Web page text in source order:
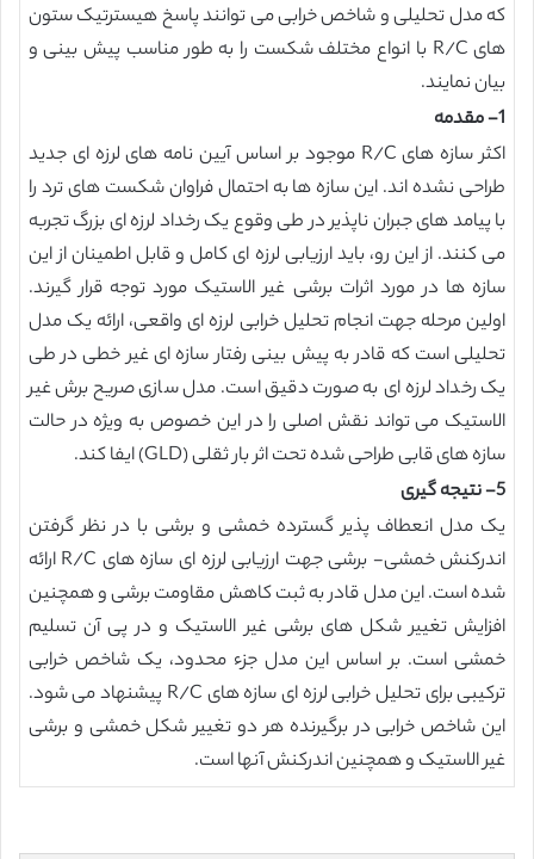
که مدل تحلیلی و شاخص خرابی می توانند پاسخ هیسترتیک ستون
های R/C با انواع مختلف شکست را به طور مناسب پیش بینی و
بیان نمایند.
1- مقدمه
اکثر سازه های R/C موجود بر اساس آیین نامه های لرزه ای جدید
طراحی نشده اند. این سازه ها به احتمال فراوان شکست های ترد را
با پیامد های جبران ناپذیر در طی وقوع یک رخداد لرزه ای بزرگ تجربه
می کنند. از این رو، باید ارزیابی لرزه ای کامل و قابل اطمینان از این
سازه ها در مورد اثرات برشی غیر الاستیک مورد توجه قرار گیرند.
اولین مرحله جهت انجام تحلیل خرابی لرزه ای واقعی، ارائه یک مدل
تحلیلی است که قادر به پیش بینی رفتار سازه ای غیر خطی در طی
یک رخداد لرزه ای به صورت دقیق است. مدل سازی صریح برش غیر
الاستیک می تواند نقش اصلی را در این خصوص به ویژه در حالت
سازه های قابی طراحی شده تحت اثر بار ثقلی (GLD) ایفا کند.
5- نتیجه گیری
یک مدل انعطاف پذیر گسترده خمشی و برشی با در نظر گرفتن
اندرکنش خمشی- برشی جهت ارزیابی لرزه ای سازه های R/C ارائه
شده است. این مدل قادر به ثبت کاهش مقاومت برشی و همچنین
افزایش تغییر شکل های برشی غیر الاستیک و در پی آن تسلیم
خمشی است. بر اساس این مدل جزء محدود، یک شاخص خرابی
ترکیبی برای تحلیل خرابی لرزه ای سازه های R/C پیشنهاد می شود.
این شاخص خرابی در برگیرنده هر دو تغییر شکل خمشی و برشی
غیر الاستیک و همچنین اندرکنش آنها است.